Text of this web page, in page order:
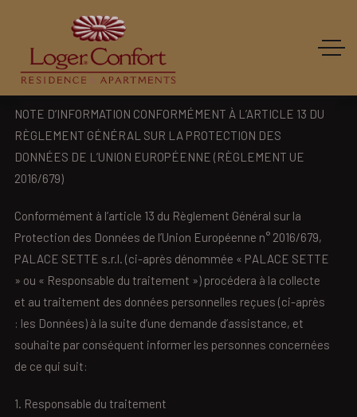
NOTE D’INFORMATION CONFORMÉMENT À L’ARTICLE 13 DU
RÈGLEMENT GÉNÉRAL SUR LA PROTECTION DES
DONNÉES DE L’UNION EUROPÉENNE (RÈGLEMENT UE
2016/679)
Conformément à l’article 13 du Règlement Général sur la
Protection des Données de l’Union Européenne n° 2016/679,
PALACE SETTE s.r.l. (ci-après dénommée « PALACE SETTE
» ou « Responsable du traitement ») procédera à la collecte
et au traitement des données personnelles reçues (ci-après
: les Données) à la suite d’une demande d’assistance, et
souhaite par conséquent informer les personnes concernées
de ce qui suit:
1. Responsable du traitement